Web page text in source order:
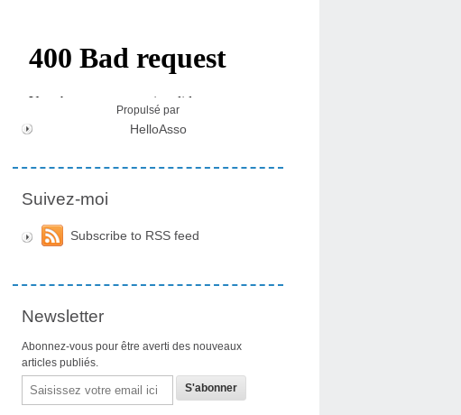
Propulsé par
HelloAsso
Suivez-moi
Subscribe to RSS feed
Newsletter
Abonnez-vous pour être averti des nouveaux
articles publiés.
Email